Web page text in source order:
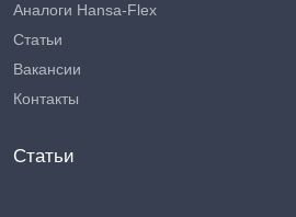
Аналоги Hansa-Flex
Статьи
Вакансии
Контакты
Статьи